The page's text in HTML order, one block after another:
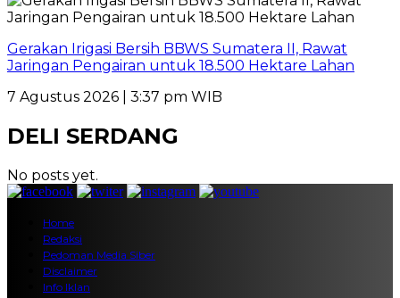
Gerakan Irigasi Bersih BBWS Sumatera II, Rawat
Jaringan Pengairan untuk 18.500 Hektare Lahan
7 Agustus 2026 | 3:37 pm WIB
DELI SERDANG
No posts yet.
Home
Redaksi
Pedoman Media Siber
Disclaimer
Info Iklan